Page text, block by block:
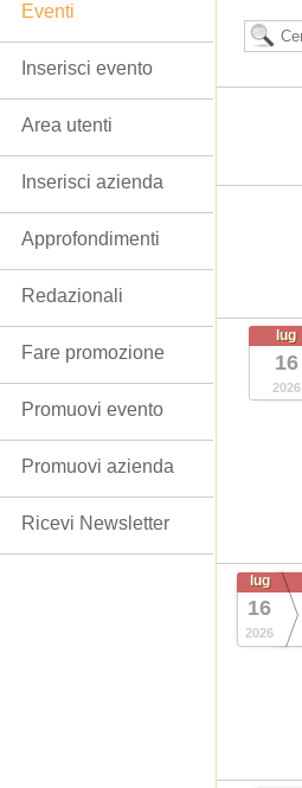
lug
16
2026
lug
16
2026
Eventi
Inserisci evento
Area utenti
Inserisci azienda
Approfondimenti
Redazionali
Fare promozione
Promuovi evento
Promuovi azienda
Ricevi Newsletter